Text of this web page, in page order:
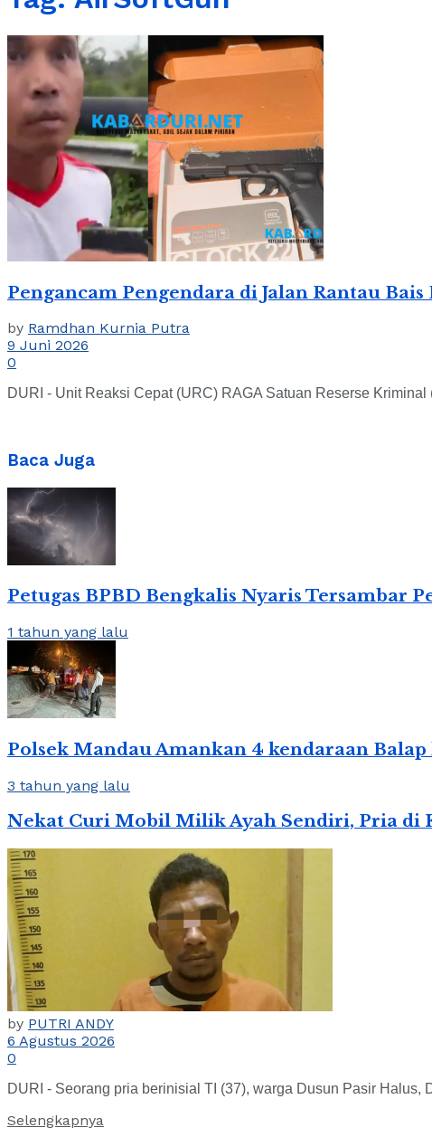
Pengancam Pengendara di Jalan Rantau
by Ramdhan Kurnia Putra
9 Juni 2026
0
DURI - Unit Reaksi Cepat (URC) RAGA Satuan Reserse
Baca Juga
Petugas BPBD Bengkalis Nyaris Tersambar
1 tahun yang lalu
Polsek Mandau Amankan 4 kendaraan
3 tahun yang lalu
Nekat Curi Mobil Milik Ayah Sendiri, Pria di
by PUTRI ANDY
6 Agustus 2026
0
DURI - Seorang pria berinisial TI (37), warga Dusun Pasir
Selengkapnya